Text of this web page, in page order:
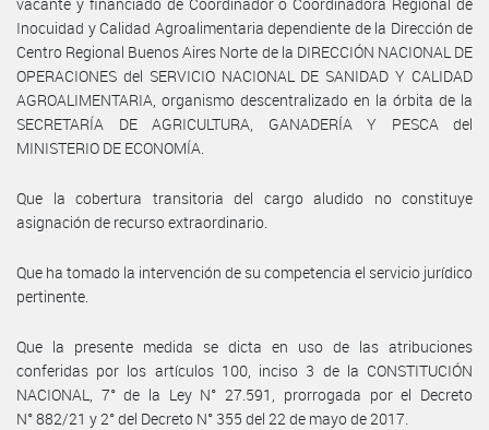
Inocuidad y Calidad Agroalimentaria dependiente de la Dirección de
Centro Regional Buenos Aires Norte de la DIRECCIÓN NACIONAL DE
OPERACIONES del SERVICIO NACIONAL DE SANIDAD Y CALIDAD
AGROALIMENTARIA, organismo descentralizado en la órbita de la
SECRETARÍA DE AGRICULTURA, GANADERÍA Y PESCA del
MINISTERIO DE ECONOMÍA.
Que la cobertura transitoria del cargo aludido no constituye
asignación de recurso extraordinario.
Que ha tomado la intervención de su competencia el servicio jurídico
pertinente.
Que la presente medida se dicta en uso de las atribuciones
conferidas por los artículos 100, inciso 3 de la CONSTITUCIÓN
NACIONAL, 7° de la Ley N° 27.591, prorrogada por el Decreto
N° 882/21 y 2° del Decreto N° 355 del 22 de mayo de 2017.